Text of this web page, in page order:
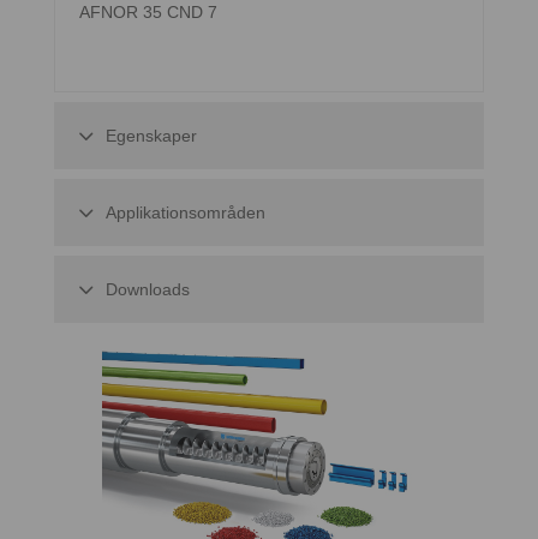
AFNOR 35 CND 7
Egenskaper
Applikationsområden
Downloads